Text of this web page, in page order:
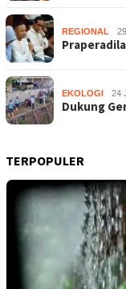
REGIONAL
EKOLOGI 24
Dukung
TERPOPULER